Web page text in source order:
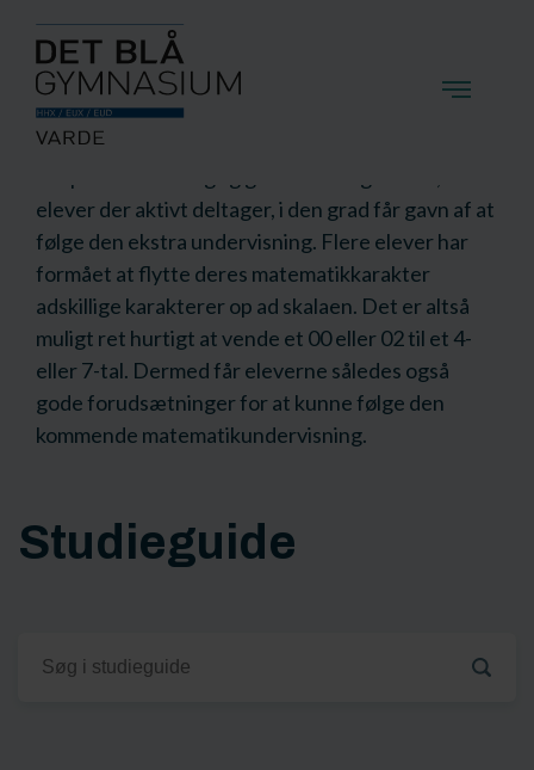
slutningen af grundforløbet. Det sker for, at vi kan
sætte en hurtig hjælp ind, hvis der er tegn på, at
den studerende endnu ikke har nået at lære det
matematik, som er ønsket på daværende
elever der aktivt deltager, i den grad får gavn af at
følge den ekstra undervisning. Flere elever har
formået at flytte deres matematikkarakter
adskillige karakterer op ad skalaen. Det er altså
muligt ret hurtigt at vende et 00 eller 02 til et 4-
eller 7-tal. Dermed får eleverne således også
gode forudsætninger for at kunne følge den
kommende matematikundervisning.
Studieguide